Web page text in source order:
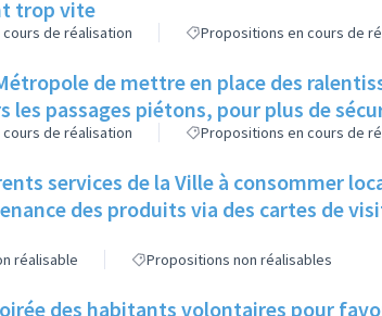
trop vite
cours de réalisation Propositions en cours de
de mettre en place des
les passages piétons, pour plus de
cours de réalisation Propositions en cours de
services de la Ville à consommer
des produits via des cartes de
réalisable Propositions non réalisables
des habitants volontaires pour